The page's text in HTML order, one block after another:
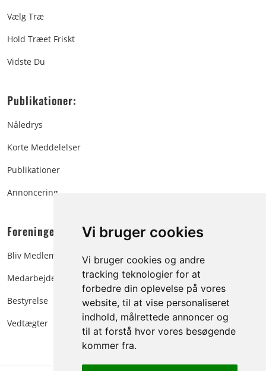
Vi bruger cookies
Vi bruger cookies og andre
tracking teknologier for at
forbedre din oplevelse på vores
website, til at vise personaliseret
indhold, målrettede annoncer og
til at forstå hvor vores besøgende
kommer fra.
Vælg Træ
Hold Træet Friskt
Vidste Du
Publikationer:
Nåledrys
Korte Meddelelser
Publikationer
Annoncering
Foreningen:
Bliv Medlem
Medarbejdere
Bestyrelse
Vedtægter